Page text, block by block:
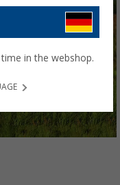
in the webshop.